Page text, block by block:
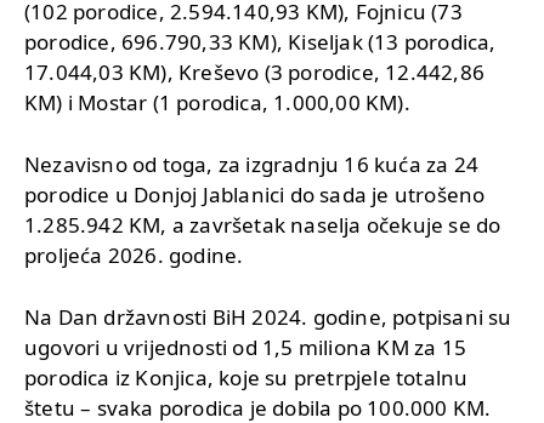
(102 porodice, 2.594.140,93 KM), Fojnicu (73
porodice, 696.790,33 KM), Kiseljak (13 porodica,
17.044,03 KM), Kreševo (3 porodice, 12.442,86
KM) i Mostar (1 porodica, 1.000,00 KM).
Nezavisno od toga, za izgradnju 16 kuća za 24
porodice u Donjoj Jablanici do sada je utrošeno
1.285.942 KM, a završetak naselja očekuje se do
proljeća 2026. godine.
Na Dan državnosti BiH 2024. godine, potpisani su
ugovori u vrijednosti od 1,5 miliona KM za 15
porodica iz Konjica, koje su pretrpjele totalnu
štetu – svaka porodica je dobila po 100.000 KM.